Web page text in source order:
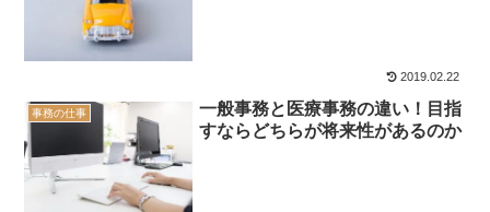
2019.02.22
事務の仕事
一般事務と医療事務の違い！目指
すならどちらが将来性があるのか